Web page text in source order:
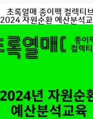
초록열매 종이팩 컬렉티
2024 자원순환 예산분석